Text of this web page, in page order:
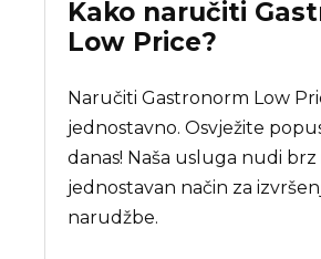
Kako naručiti
Low Price?
Naručiti Gastronorm Low
jednostavno. Osvježite
danas! Naša usluga nudi brz
jednostavan način za
narudžbe.